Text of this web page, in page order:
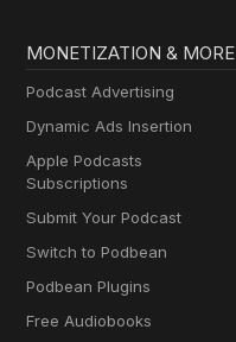
MONETIZATION & MORE
Podcast Advertising
Dynamic Ads Insertion
Apple Podcasts
Subscriptions
Submit Your Podcast
Switch to Podbean
Podbean Plugins
Free Audiobooks